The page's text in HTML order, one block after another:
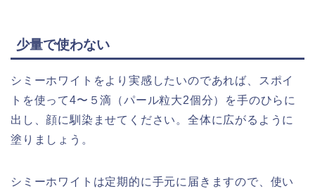
少量で使わない
シミーホワイトをより実感したいのであれば、スポイ
トを使って4〜５滴（パール粒大2個分）を手のひらに
出し、顔に馴染ませてください。全体に広がるように
塗りましょう。
シミーホワイトは定期的に手元に届きますので、使い